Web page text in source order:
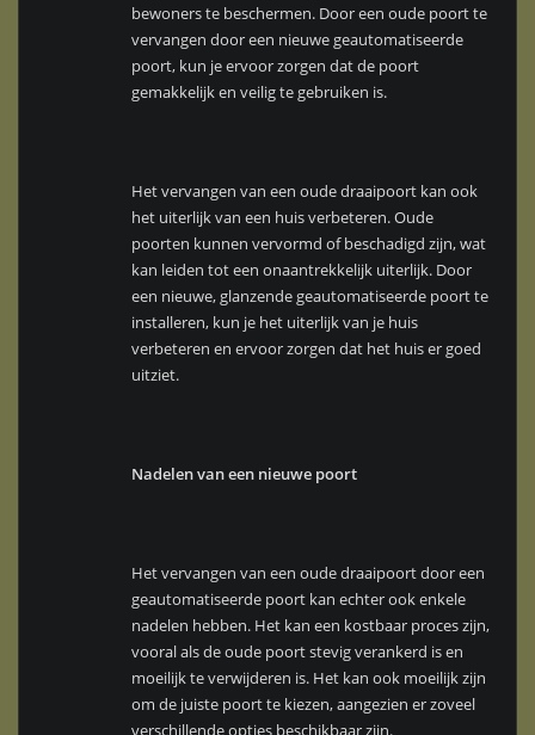
bewoners te beschermen. Door een oude poort te
vervangen door een nieuwe geautomatiseerde
poort, kun je ervoor zorgen dat de poort
gemakkelijk en veilig te gebruiken is.
Het vervangen van een oude draaipoort kan ook
het uiterlijk van een huis verbeteren. Oude
poorten kunnen vervormd of beschadigd zijn, wat
kan leiden tot een onaantrekkelijk uiterlijk. Door
een nieuwe, glanzende geautomatiseerde poort te
installeren, kun je het uiterlijk van je huis
verbeteren en ervoor zorgen dat het huis er goed
uitziet.
Nadelen van een nieuwe poort
Het vervangen van een oude draaipoort door een
geautomatiseerde poort kan echter ook enkele
nadelen hebben. Het kan een kostbaar proces zijn,
vooral als de oude poort stevig verankerd is en
moeilijk te verwijderen is. Het kan ook moeilijk zijn
om de juiste poort te kiezen, aangezien er zoveel
verschillende opties beschikbaar zijn.